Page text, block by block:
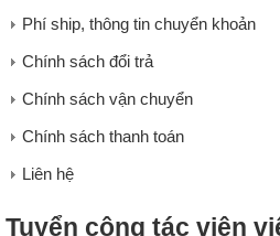
Phí ship, thông tin chuyển khoản
Chính sách đổi trả
Chính sách vận chuyển
Chính sách thanh toán
Liên hệ
Tuyển cộng tác viên